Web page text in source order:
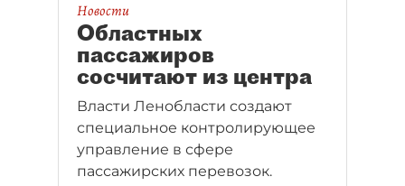
Новости
Областных
пассажиров
сосчитают из центра
Власти Ленобласти создают
специальное контролирующее
управление в сфере
пассажирских перевозок.